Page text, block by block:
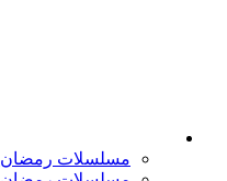
مسلسلات رمضان 2026